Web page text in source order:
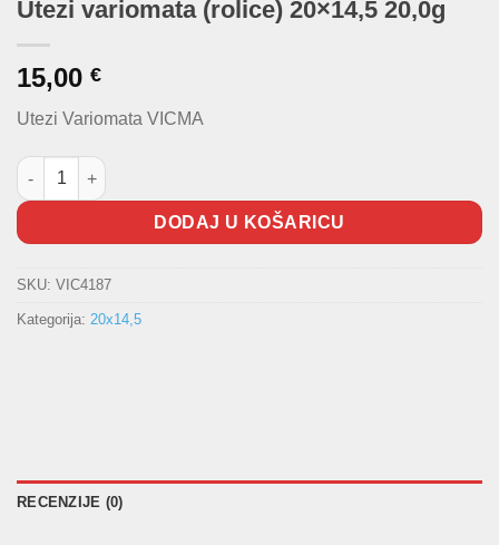
Utezi variomata (rolice) 20×14,5 20,0g
15,00 €
Utezi Variomata VICMA
Utezi variomata (rolice) 20x14,5 20,0g količina
DODAJ U KOŠARICU
SKU: VIC4187
Kategorija: 20x14,5
RECENZIJE (0)